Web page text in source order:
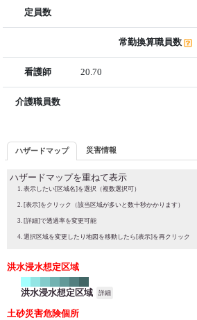
定員数
常勤換算職員数
看護師 20.70
介護職員数
ハザードマップ 災害情報
ハザードマップを重ねて表示
表示したい[区域名]を選択（複数選択可）
[表示]をクリック（該当区域が多いと数十秒かかります）
[詳細]で透過率を変更可能
選択区域を変更したり地図を移動したら[表示]を再クリック
洪水浸水想定区域
洪水浸水想定区域 詳細
土砂災害危険個所